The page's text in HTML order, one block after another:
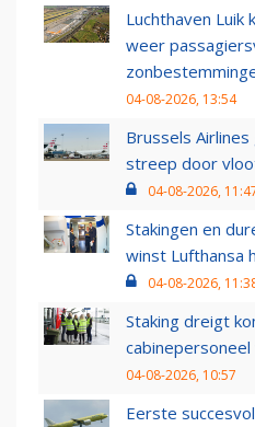
Luchthaven
weer
04-08-2026, 13:54
Brussels
streep door
04-08-2026,
Stakingen en
winst Lufthansa
04-08-2026,
Staking dreigt
cabinepersoneel
04-08-2026, 10:57
Eerste